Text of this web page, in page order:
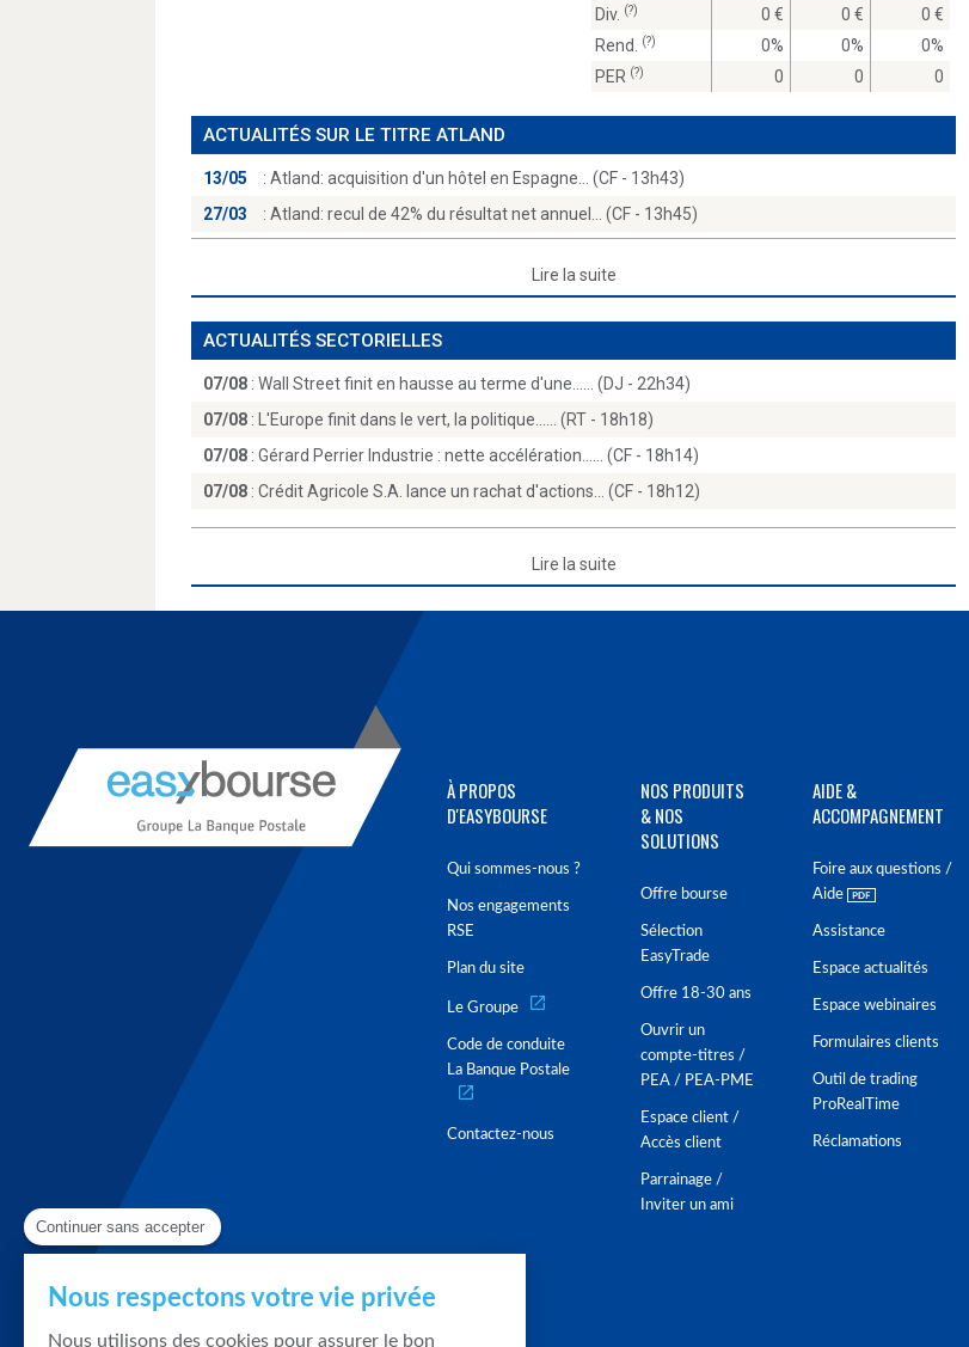
Div. (?) 0 0
0
Rend.
(?) 0% 0%
0%
PER (?) 0 0 0
ACTUALITÉS SUR LE TITRE ATLAND
13/05 : Atland: acquisition d'un hôtel en Espagne… (CF - 13h43)
27/03
: Atland: recul de 42% du résultat net annuel… (CF - 13h45)
Lire la suite
ACTUALITÉS SECTORIELLES
07/08 : Wall Street finit en hausse au terme d'une...… (DJ - 22h34)
07/08 :
L'Europe finit dans le vert, la politique...… (RT - 18h18)
07/08 : Gérard Perrier Industrie : nette accélération...… (CF - 18h14)
07/08 : Crédit Agricole S.A. lance un rachat d'actions… (CF - 18h12)
Lire la suite
À PROPOS
D'EASYBOURSE
Qui sommes-nous ?
Nos engagements
RSE
Plan du site
Le Groupe
Code de conduite
La Banque Postale
Contactez-nous
NOS PRODUITS
& NOS
SOLUTIONS
Offre bourse
Sélection
EasyTrade
Offre 18-30 ans
Ouvrir un
compte-titres /
PEA / PEA-PME
Espace client /
Accès client
Parrainage /
Inviter un ami
AIDE &
ACCOMPAGNEMENT
Foire aux questions /
Aide
Assistance
Espace actualités
Espace webinaires
Formulaires clients
Outil de trading
ProRealTime
Réclamations
Continuer sans accepter
Nous respectons votre vie privée
Nous utilisons des cookies pour assurer le bon